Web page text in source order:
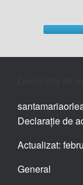
Declarație de
Actualizat:
General